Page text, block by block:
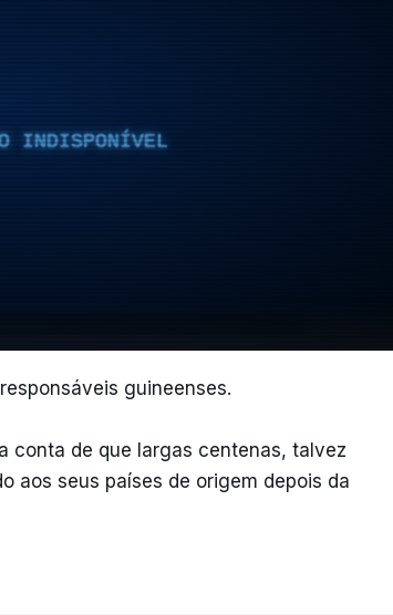
INDISPONÍVEL
guineenses.
conta de que largas centenas, talvez
aos seus países de origem depois da